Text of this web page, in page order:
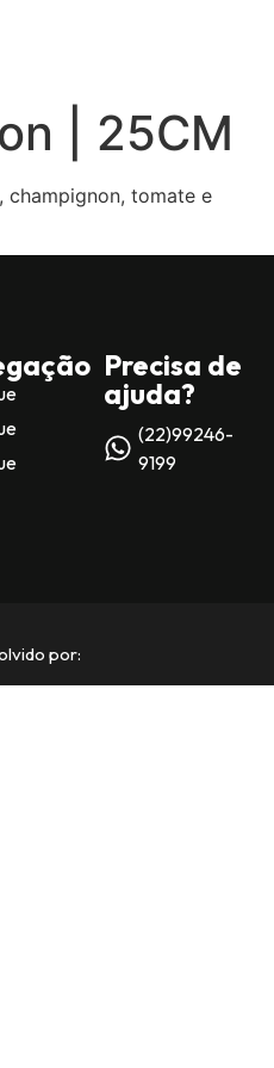
| 25CM
champignon, tomate e
Precisa de
ajuda?
(22)99246-
9199
por: